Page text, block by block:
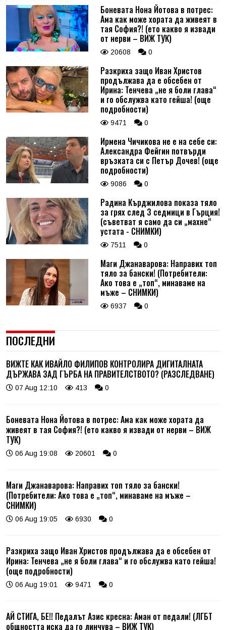
Боневата Нона Йотова в потрес:
Ама как може хората да живеят в
тая София?! (ето какво я извади
от нерви – ВИЖ ТУК)
20608 0
Разкриха защо Иван Христов
продължава да е обсебен от
Ирина: Тенчева „не я боли глава“
и го обслужва като гейша! (още
подробности)
9471 0
Ирмена Чичикова не е на себе си:
Александра Фейгин потвърди
връзката си с Петър Дочев! (още
подробности)
9086 0
Радина Кърджилова показа тяло
за грях след 3 седмици в Гърция!
(съветват я само да си „махне“
устата - СНИМКИ)
7511 0
Маги Джанаварова: Направих топ
тяло за бански! (Потребители:
Ако това е „топ“, минаваме на
мъже – СНИМКИ)
6937 0
ПОСЛЕДНИ
ВИЖТЕ КАК ИВАЙЛО ФИЛИПОВ КОНТРОЛИРА ДИГИТАЛНАТА
ДЪРЖАВА ЗАД ГЪРБА НА ПРАВИТЕЛСТВОТО? (РАЗСЛЕДВАНЕ)
07 Aug 12:10 413 0
Боневата Нона Йотова в потрес: Ама как може хората да
живеят в тая София?! (ето какво я извади от нерви – ВИЖ
ТУК)
06 Aug 19:08 20601 0
Маги Джанаварова: Направих топ тяло за бански!
(Потребители: Ако това е „топ“, минаваме на мъже –
СНИМКИ)
06 Aug 19:05 6930 0
Разкриха защо Иван Христов продължава да е обсебен от
Ирина: Тенчева „не я боли глава“ и го обслужва като гейша!
(още подробности)
06 Aug 19:01 9471 0
АЙ СТИГА, БЕ!! Педалът Азис кресна: Аман от педали! (ЛГБТ
общността иска да го линчува – ВИЖ ТУК)